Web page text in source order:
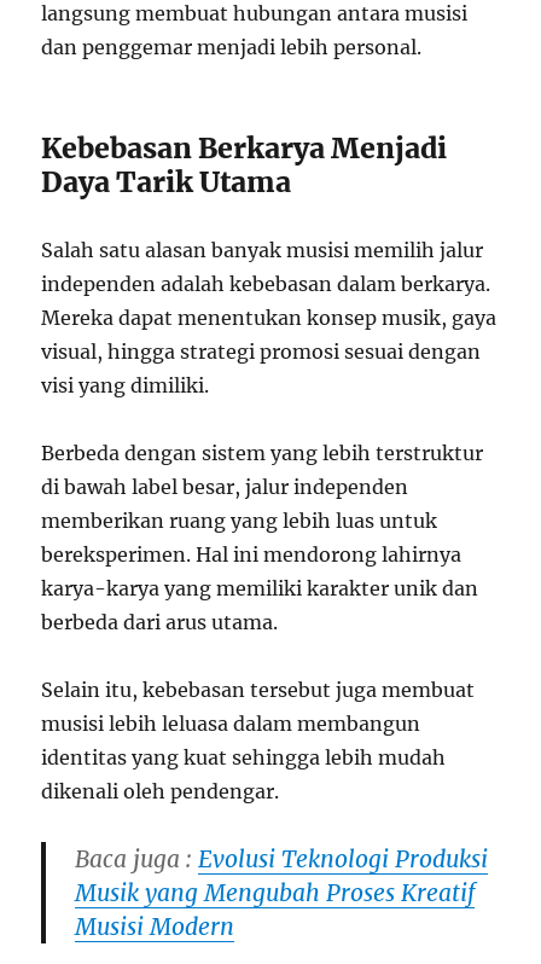
langsung membuat hubungan antara musisi
dan penggemar menjadi lebih personal.
Kebebasan Berkarya Menjadi
Daya Tarik Utama
Salah satu alasan banyak musisi memilih jalur
independen adalah kebebasan dalam berkarya.
Mereka dapat menentukan konsep musik, gaya
visual, hingga strategi promosi sesuai dengan
visi yang dimiliki.
Berbeda dengan sistem yang lebih terstruktur
di bawah label besar, jalur independen
memberikan ruang yang lebih luas untuk
bereksperimen. Hal ini mendorong lahirnya
karya-karya yang memiliki karakter unik dan
berbeda dari arus utama.
Selain itu, kebebasan tersebut juga membuat
musisi lebih leluasa dalam membangun
identitas yang kuat sehingga lebih mudah
dikenali oleh pendengar.
Baca juga :Evolusi Teknologi Produksi
Musik yang Mengubah Proses Kreatif
Musisi Modern